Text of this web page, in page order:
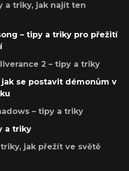
a triky, jak najít ten
– tipy a triky pro přežití
2 – tipy a triky
jak se postavit démonům v
– tipy a triky
a triky
jak přežít ve světě